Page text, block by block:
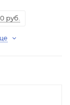
руб.